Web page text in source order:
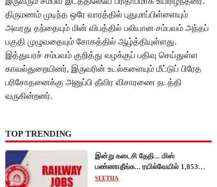
திருமணம் முடிந்த ஒரே வாரத்தில் புதுமாப்பிள்ளையும்
அவரது தந்தையும் மின் விபத்தில் பலியான சம்பவம் அந்தப்
பகுதி முழுவதையும் சோகத்தில் ஆழ்த்தியுள்ளது.
இத்துயரச் சம்பவம் குறித்து வழக்குப் பதிவு செய்துள்ள
காவல்துறையினர், இருவரின் உடல்களையும் மீட்டுப் பிரேத
பரிசோதனைக்கு அனுப்பி தீவிர விசாரணை நடத்தி
வருகின்றனர்.
TOP TRENDING
இன்று கடைசி தேதி... மிஸ்
பண்ணாதீங்க... ரயில்வேயில் 1,853
அப்ரண்டிஸ் பணியிடங்களுக்கு
SEETHA